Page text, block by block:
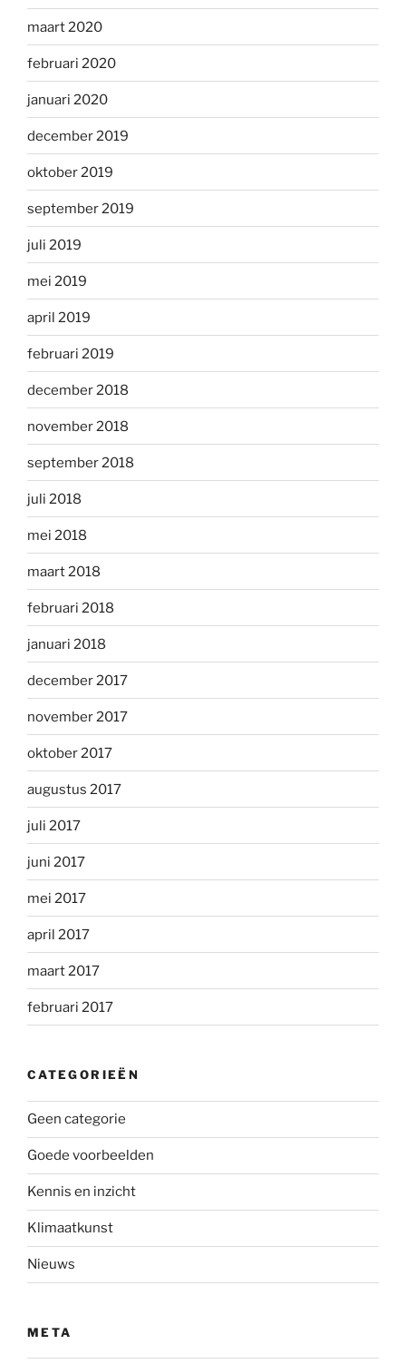
maart 2020
februari 2020
januari 2020
december 2019
oktober 2019
september 2019
juli 2019
mei 2019
april 2019
februari 2019
december 2018
november 2018
september 2018
juli 2018
mei 2018
maart 2018
februari 2018
januari 2018
december 2017
november 2017
oktober 2017
augustus 2017
juli 2017
juni 2017
mei 2017
april 2017
maart 2017
februari 2017
CATEGORIEËN
Geen categorie
Goede voorbeelden
Kennis en inzicht
Klimaatkunst
Nieuws
META